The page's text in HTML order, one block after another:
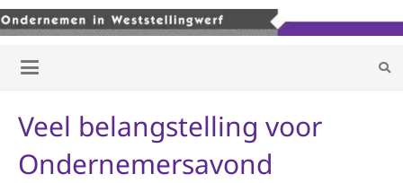
Veel belangstelling voor
Ondernemersavond